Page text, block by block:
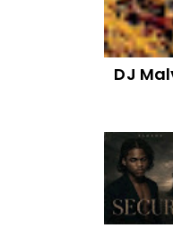
DJ